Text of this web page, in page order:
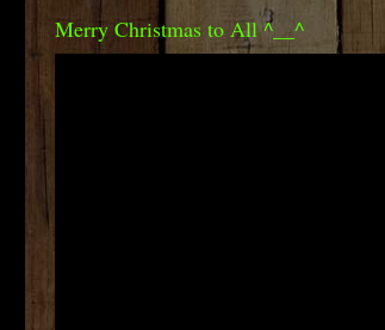
Merry Christmas to All ^__^